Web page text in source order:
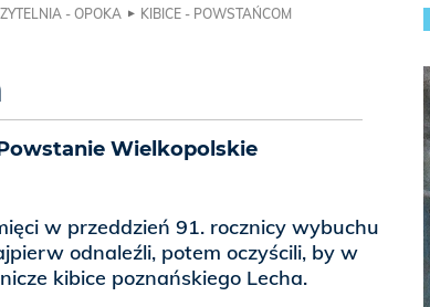
- OPOKA KIBICE - POWSTAŃCOM
Wielkopolskie
w przeddzień 91. rocznicy wybuchu
odnaleźli, potem oczyścili, by w
kibice poznańskiego Lecha.